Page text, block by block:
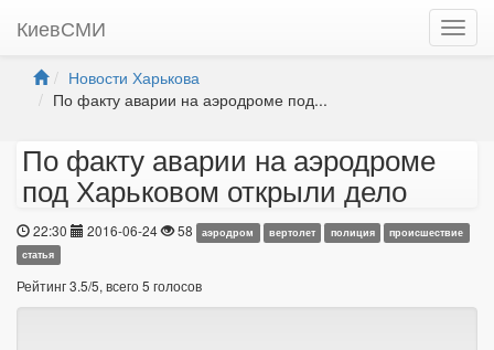
КиевСМИ
Новости Харькова
По факту аварии на аэродроме под...
По факту аварии на аэродроме
под Харьковом открыли дело
22:30 2016-06-24 58 аэродром вертолет полиция
происшествие
статья
Рейтинг3.5/5, всего5 голосов